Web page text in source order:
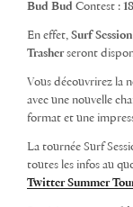
Bud Bud Contest :
En effet, Surf Session
Trasherseront
Vous découvrirez la
avec une nouvelle
format et une
La tournée Surf
toutes les infos au
Twitter Summer